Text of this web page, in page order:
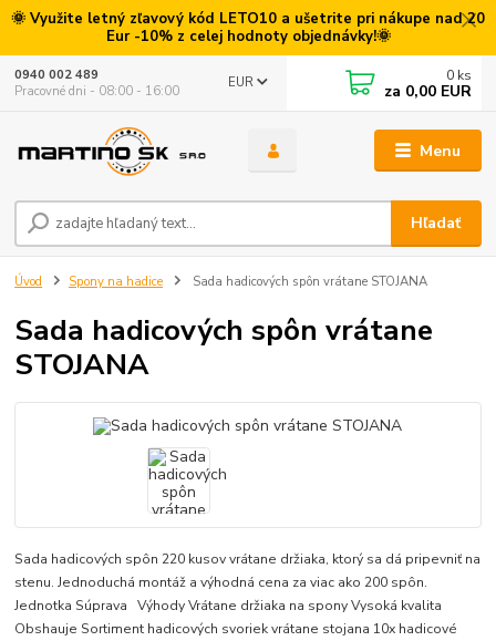
🌞 Využite letný zľavový kód LETO10 a ušetrite pri nákupe nad 20
Eur -10% z celej hodnoty objednávky!🌞
Menu
EUR
Hľadať
0940 002 489
Pracovné dni - 08:00 - 16:00
0 ks
za 0,00 EUR
Úvod Spony na hadice Sada hadicových spôn vrátane STOJANA
Sada hadicových spôn vrátane
STOJANA
Sada hadicových spôn 220 kusov vrátane držiaka, ktorý sa dá pripevniť na
stenu. Jednoduchá montáž a výhodná cena za viac ako 200 spôn.
Jednotka Súprava Výhody Vrátane držiaka na spony Vysoká kvalita
Obshauje Sortiment hadicových svoriek vrátane stojana 10x hadicové